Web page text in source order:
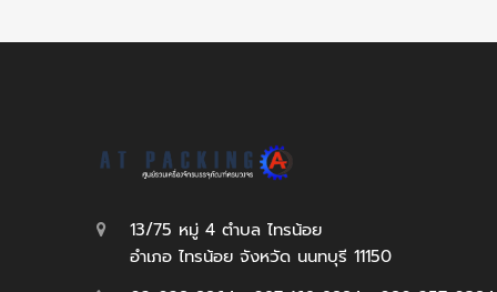
13/75 หมู่ 4 ตำบล ไทรน้อย
อำเภอ ไทรน้อย จังหวัด นนทบุรี 11150